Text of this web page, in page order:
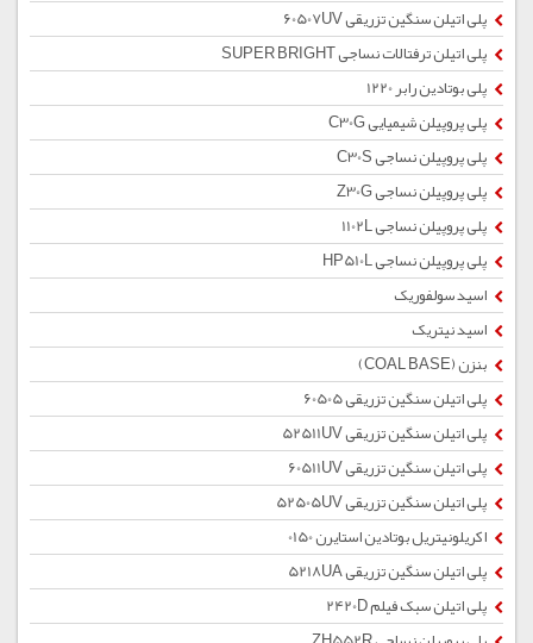
پلی اتیلن سنگین تزریقی 60507UV
پلی اتیلن ترفتالات نساجی SUPER BRIGHT
پلی بوتادین رابر 1220
پلی پروپیلن شیمیایی C30G
پلی پروپیلن نساجی C30S
پلی پروپیلن نساجی Z30G
پلی پروپیلن نساجی 1102L
پلی پروپیلن نساجی HP510L
اسید سولفوریک
اسید نیتریک
بنزن (COAL BASE)
پلی اتیلن سنگین تزریقی 60505
پلی اتیلن سنگین تزریقی 52511UV
پلی اتیلن سنگین تزریقی 60511UV
پلی اتیلن سنگین تزریقی 52505UV
اکریلونیتریل بوتادین استایرن 0150
پلی اتیلن سنگین تزریقی 5218UA
پلی اتیلن سبک فیلم 2420D